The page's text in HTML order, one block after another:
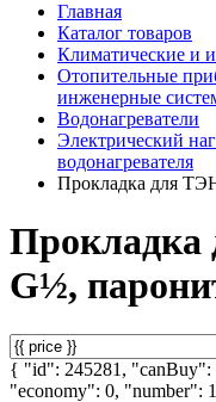
Главная
Каталог товаров
Климатические и
Отопительные
инженерные
Водонагреватели
Электрический
водонагревателя
Прокладка для
G½,
{ "id": 245281,
"economy": 0, "number":